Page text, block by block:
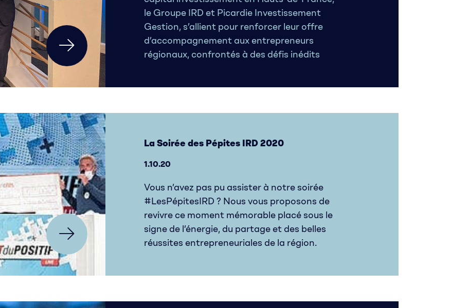
le Groupe IRD et Picardie Investissement
Gestion, s’allient pour renforcer leur offre
d’accompagnement aux entrepreneurs
régionaux, confrontés à des défis inédits
La Soirée des Pépites IRD 2020
1.10.20
Vous n’avez pas pu assister à notre soirée
#LesPépitesIRD ? Nous vous proposons de
revivre ce moment mémorable placé sous le
signe de l’énergie, du partage et des belles
réussites entrepreneuriales de la région.